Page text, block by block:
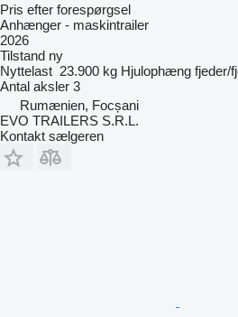
Pris efter forespørgsel
Anhænger - maskintrailer
2026
Tilstand ny
Nyttelast 23.900 kg Hjulophæng fjeder/
Antal aksler 3
Rumænien, Focșani
EVO TRAILERS S.R.L.
Kontakt sælgeren